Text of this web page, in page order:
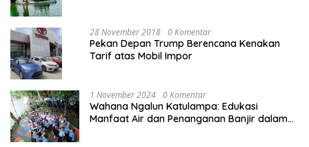
28 November 2018 0 Komentar
Pekan Depan Trump Berencana Kenakan
Tarif atas Mobil Impor
1 November 2024 0 Komentar
Wahana Ngalun Katulampa: Edukasi
Manfaat Air dan Penanganan Banjir dalam